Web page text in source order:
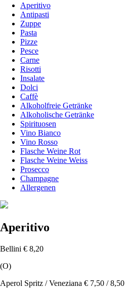
Aperitivo
Antipasti
Zuppe
Pasta
Pizze
Pesce
Carne
Risotti
Insalate
Dolci
Caffè
Alkoholfreie Getränke
Alkoholische Getränke
Spirituosen
Vino Bianco
Vino Rosso
Flasche Weine Rot
Flasche Weine Weiss
Prosecco
Champagne
Allergenen
Aperitivo
Bellini € 8,20
(O)
Aperol Spritz / Veneziana € 7,50 / 8,50